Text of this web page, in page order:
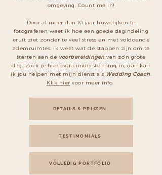
omgeving. Count me in!
Door al meer dan 10 jaar huwelijken te
fotograferen weet ik hoe een goede dagindeling
eruit ziet zonder te veel stress en met voldoende
ademruimtes. Ik weet wat de stappen zijn om te
starten aan de voorbereidingen van zo'n grote
dag. Zoek je hier extra ondersteuning in, dan kan
ik jou helpen met mijn dienst als Wedding Coach
Klik hier voor meer info.
DETAILS & PRIJZEN
TESTIMONIALS
VOLLEDIG PORTFOLIO